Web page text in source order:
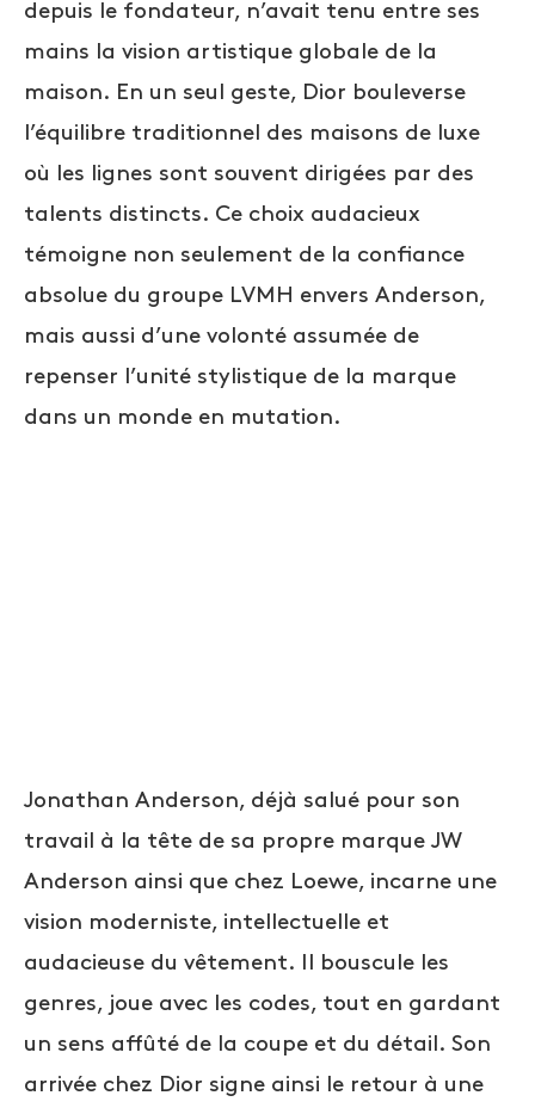
depuis le fondateur, n’avait tenu entre ses
mains la vision artistique globale de la
maison. En un seul geste, Dior bouleverse
l’équilibre traditionnel des maisons de luxe
où les lignes sont souvent dirigées par des
talents distincts. Ce choix audacieux
témoigne non seulement de la confiance
absolue du groupe LVMH envers Anderson,
mais aussi d’une volonté assumée de
repenser l’unité stylistique de la marque
dans un monde en mutation.
Jonathan Anderson, déjà salué pour son
travail à la tête de sa propre marque JW
Anderson ainsi que chez Loewe, incarne une
vision moderniste, intellectuelle et
audacieuse du vêtement. Il bouscule les
genres, joue avec les codes, tout en gardant
un sens affûté de la coupe et du détail. Son
arrivée chez Dior signe ainsi le retour à une